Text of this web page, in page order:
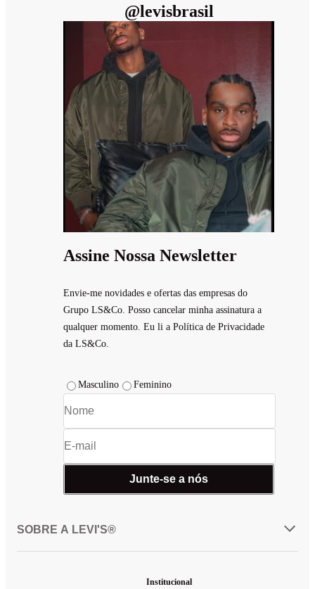
@levisbrasil
Assine Nossa Newsletter
Envie-me novidades e ofertas das empresas do
Grupo LS&Co. Posso cancelar minha assinatura a
qualquer momento. Eu li a Política de Privacidade
da LS&Co.
Masculino Feminino
Junte-se a nós
SOBRE A LEVI'S®
Institucional